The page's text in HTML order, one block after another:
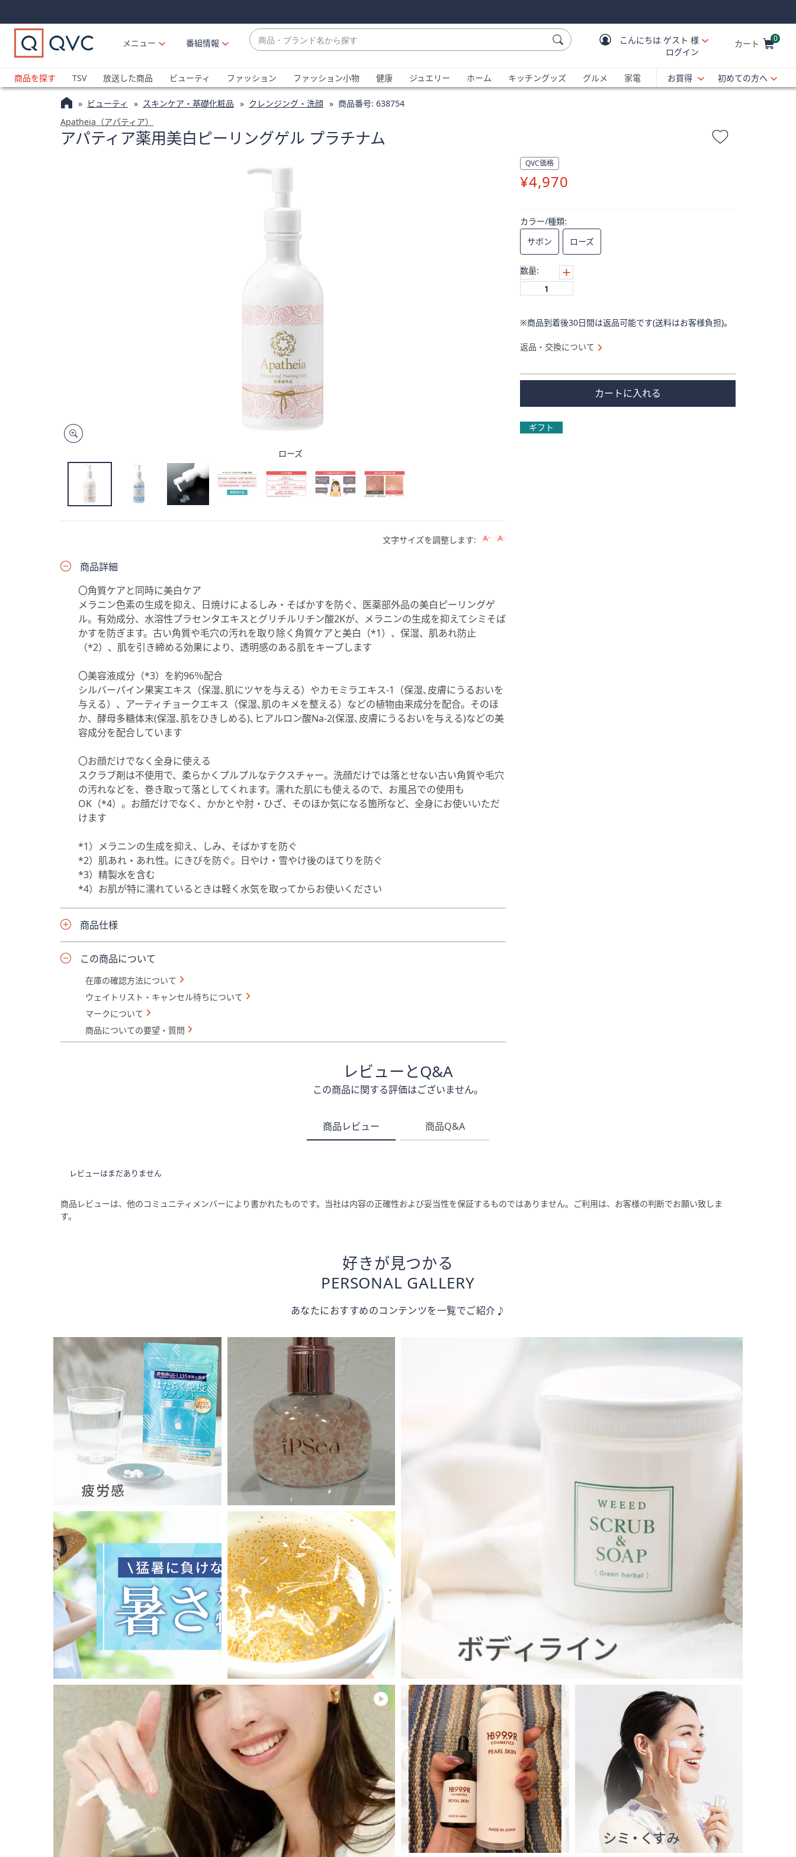
Links
Links2
メニュー
番組情報
商
品・
ラ
ン
ド
か
す
補
が
利
能
場
た
は
デ
バ
イ
右
に
覧
で
き
ま
す。
こんにちは ゲスト 様
ログイン
カート 0
商品を探す
TSV 放送した商品 ビューティ ファッション ファッション小物 健康 ジュエリー ホーム キッチングッズ グルメ 家電 お買得 初めての方へ
ビューティ スキンケア・基礎化粧品 クレンジング・洗顔 商品番号: 638754
Apatheia（アパティア）
アパティア薬用美白ピーリングゲル プラチナム
ローズ
QVC価格
削
¥4,970
カラー/種類:
サボン
ローズ
数量:
※商品到着後30日間は返品可能です(送料はお客様負担)。
返品・交換について
カートに入れる
ギフト
文字サイズを調整します:
商品詳細
〇角質ケアと同時に美白ケア
メラニン色素の生成を抑え、日焼けによるしみ・そばかすを防ぐ、医薬部外品の美白ピーリングゲ
ル。有効成分、水溶性プラセンタエキスとグリチルリチン酸2Kが、メラニンの生成を抑えてシミそば
かすを防ぎます。古い角質や毛穴の汚れを取り除く角質ケアと美白（*1）、保湿、肌あれ防止
（*2）、肌を引き締める効果により、透明感のある肌をキープします
〇美容液成分（*3）を約96％配合
シルバーパイン果実エキス（保湿､肌にツヤを与える）やカモミラエキス-1（保湿､皮膚にうるおいを
与える）、アーティチョークエキス（保湿､肌のキメを整える）などの植物由来成分を配合。そのほ
か、酵母多糖体末(保湿､肌をひきしめる)､ヒアルロン酸Na-2(保湿､皮膚にうるおいを与える)などの美
容成分を配合しています
〇お顔だけでなく全身に使える
スクラブ剤は不使用で、柔らかくプルプルなテクスチャー。洗顔だけでは落とせない古い角質や毛穴
の汚れなどを、巻き取って落としてくれます。濡れた肌にも使えるので、お風呂での使用も
OK（*4）。お顔だけでなく、かかとや肘・ひざ、そのほか気になる箇所など、全身にお使いいただ
けます
*1）メラニンの生成を抑え、しみ、そばかすを防ぐ
*2）肌あれ・あれ性。にきびを防ぐ。日やけ・雪やけ後のほてりを防ぐ
*3）精製水を含む
*4）お肌が特に濡れているときは軽く水気を取ってからお使いください
商品仕様
この商品について
在庫の確認方法について
ウェイトリスト・キャンセル待ちについて
マークについて
商品についての要望・質問
レビューとQ&A
この商品に関する評価はございません。
商品レビュー 商品Q&A
レビューはまだありません
商品レビューは、他のコミュニティメンバーにより書かれたものです。当社は内容の正確性および妥当性を保証するものではありません。ご利用は、お客様の判断でお願い致しま
す。
好きが見つかる
PERSONAL GALLERY
あなたにおすすめのコンテンツを一覧でご紹介♪